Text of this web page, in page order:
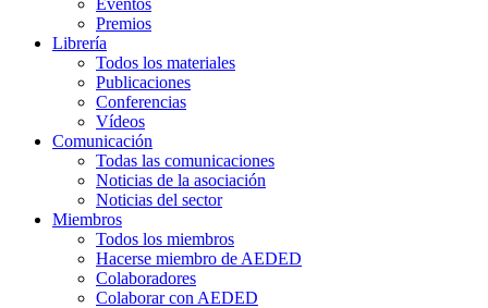
Eventos
Premios
Librería
Todos los materiales
Publicaciones
Conferencias
Vídeos
Comunicación
Todas las comunicaciones
Noticias de la asociación
Noticias del sector
Miembros
Todos los miembros
Hacerse miembro de AEDED
Colaboradores
Colaborar con AEDED